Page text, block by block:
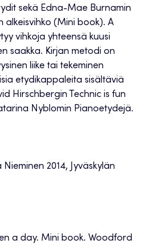
sekä Edna-Mae Burnamin
alkeisvihko (Mini book). A
vihkoja yhteensä kuusi
saakka. Kirjan metodi on
liike tai tekeminen
etydikappaleita sisältäviä
Hirschbergin Technic is fun
Nyblomin Pianoetydejä.
2014, Jyväskylän
a day. Mini book. Woodford